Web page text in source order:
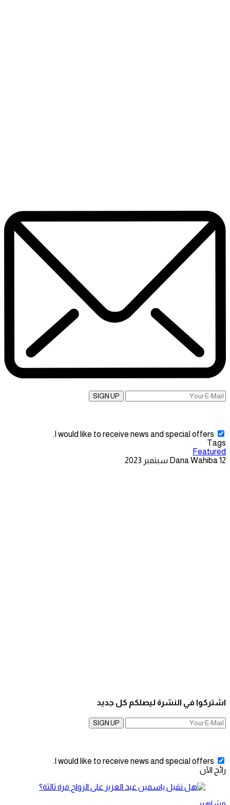
SIGN UP
I would like to receive news and special offers.
Tags
Featured
Dana Wahiba12 سبتمبر 2023
اشتركوا في النشرة ليصلكم كل جديد
SIGN UP
I would like to receive news and special offers.
رائج الآن